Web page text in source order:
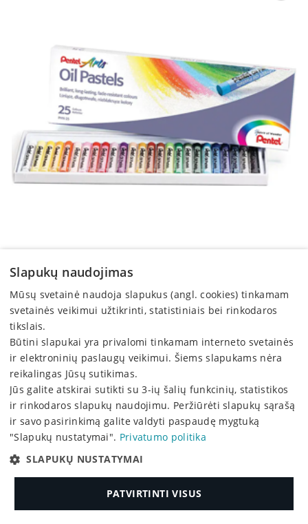
Aliejinės kreidelės PENTEL ARTS PHN4 25 spalvų
5,42 €
Slapukų naudojimas
Mūsų svetainė naudoja slapukus (angl. cookies) tinkamam
svetainės veikimui užtikrinti, statistiniais bei rinkodaros
tikslais.
Būtini slapukai yra privalomi tinkamam interneto svetainės
ir elektroninių paslaugų veikimui. Šiems slapukams nėra
reikalingas Jūsų sutikimas.
Jūs galite atskirai sutikti su 3-ių šalių funkcinių, statistikos
ir rinkodaros slapukų naudojimu. Peržiūrėti slapukų sąrašą
ir savo pasirinkimą galite valdyti paspaudę mygtuką
"Slapukų nustatymai". Privatumo politika
SLAPUKŲ NUSTATYMAI
PATVIRTINTI VISUS